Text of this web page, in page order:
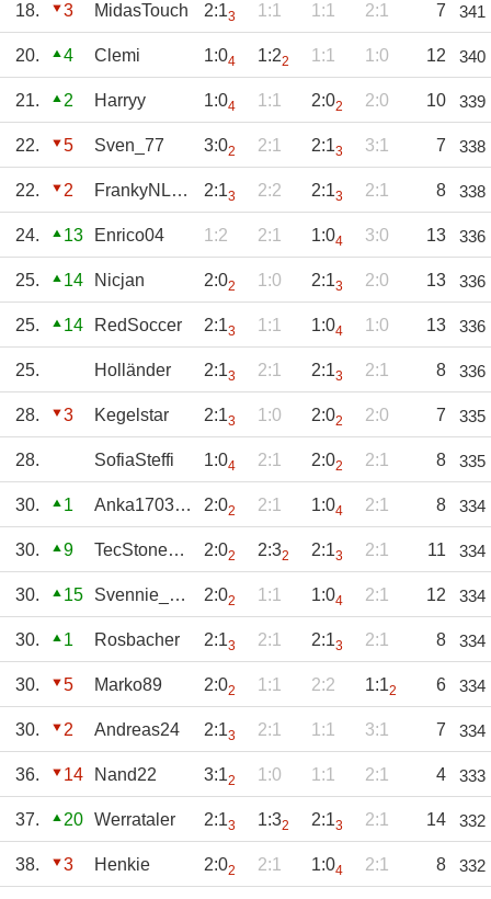
18. 3 MidasTouch 2:13 1:1 1:1 2:1 7 341
20. 4 Clemi 1:04 1:22 1:1 1:0 12 340
21. 2 Harryy 1:04 1:1 2:02 2:0 10 339
22. 5 Sven_77 3:02 2:1 2:13 3:1 7 338
22. 2 FrankyNLands 2:13 2:2 2:13 2:1 8 338
24. 13 Enrico04 1:2 2:1 1:04 3:0 13 336
25. 14 Nicjan 2:02 1:0 2:13 2:0 13 336
25. 14 RedSoccer 2:13 1:1 1:04 1:0 13 336
25. Holländer 2:13 2:1 2:13 2:1 8 336
28. 3 Kegelstar 2:13 1:0 2:02 2:0 7 335
28. SofiaSteffi 1:04 2:1 2:02 2:1 8 335
30. 1 Anka17031987 2:02 2:1 1:04 2:1 8 334
30. 9 TecStone1948 2:02 2:32 2:13 2:1 11 334
30. 15 Svennie_1970 2:02 1:1 1:04 2:1 12 334
30. 1 Rosbacher 2:13 2:1 2:13 2:1 8 334
30. 5 Marko89 2:02 1:1 2:2 1:12 6 334
30. 2 Andreas24 2:13 2:1 1:1 3:1 7 334
36. 14 Nand22 3:12 1:0 1:1 2:1 4 333
37. 20 Werrataler 2:13 1:32 2:13 2:1 14 332
38. 3 Henkie 2:02 2:1 1:04 2:1 8 332